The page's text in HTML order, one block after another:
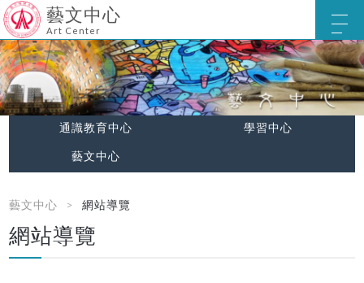
藝文中心
Art Center
通識教育中心 學習中心
藝文中心
藝文中心 網站導覽
網站導覽